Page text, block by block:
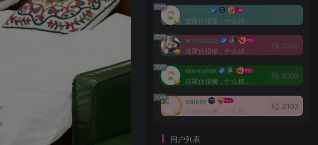
TOP5 wiz456
这家伙很懒，什么都没有写...
TOP6 w1592023
这家伙很懒，什么都没有写...
2394
TOP7 eternalwt
这家伙很懒，什么都没有写...
2300
TOP8 caicor
这家伙很懒，什么都没有写...
2103
用户列表